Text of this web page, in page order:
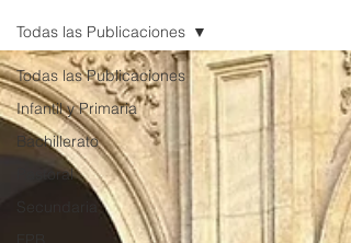
Todas las Publicaciones
Infantil y Primaria
Bachillerato
Pastoral
Todas las Publicaciones